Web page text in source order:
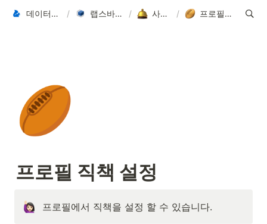
데이터씨 Datasee / 랩스바이 LabsBy / 사용가이드 / 프로필 직책 설정
🏉
프로필 직책 설정
프로필에서 직책을 설정 할 수 있습니다.